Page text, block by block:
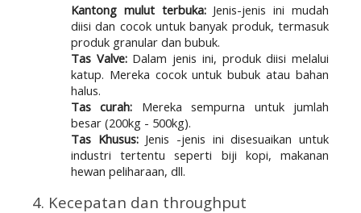
Kantong mulut terbuka: Jenis-jenis ini mudah
diisi dan cocok untuk banyak produk, termasuk
produk granular dan bubuk.
Tas Valve: Dalam jenis ini, produk diisi melalui
katup. Mereka cocok untuk bubuk atau bahan
halus.
Tas curah: Mereka sempurna untuk jumlah
besar (200kg - 500kg).
Tas Khusus: Jenis -jenis ini disesuaikan untuk
industri tertentu seperti biji kopi, makanan
hewan peliharaan, dll.
4. Kecepatan dan throughput